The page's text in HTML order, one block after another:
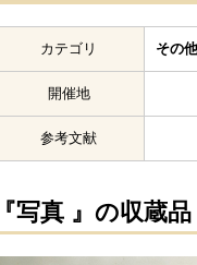
カテゴリ その
開催地
参考文献
『写真 』の収蔵品